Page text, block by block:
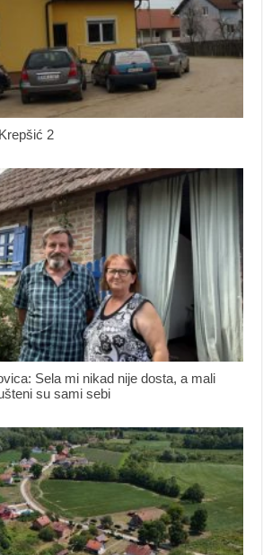
2
Sela mi nikad nije dosta, a mali
su sami sebi